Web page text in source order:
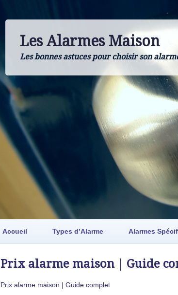
Les Alarmes Maison
Les bonnes astuces pour choisir son
Accueil Types d’Alarme Alarmes
Prix alarme maison | Guide
Prix alarme maison | Guide complet